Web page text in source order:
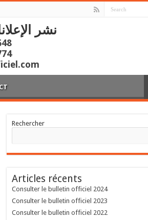
نشر
Rechercher
Articles récents
Consulter le bulletin officiel 2024
Consulter le bulletin officiel 2023
Consulter le bulletin officiel 2022